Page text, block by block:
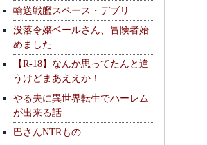
輸送戦艦スペース・デブリ
没落令嬢ベールさん、冒険者始
めました
【R-18】なんか思ってたんと違
うけどまあええか！
やる夫に異世界転生でハーレム
が出来る話
巴さんNTRもの